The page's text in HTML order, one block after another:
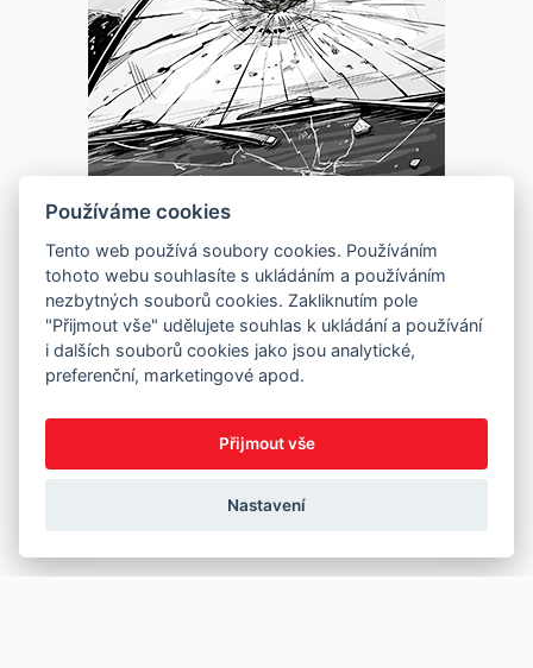
Používáme cookies
Tento web používá soubory cookies. Používáním
tohoto webu souhlasíte s ukládáním a používáním
nezbytných souborů cookies. Zakliknutím pole
"Přijmout vše" udělujete souhlas k ukládání a používání
i dalších souborů cookies jako jsou analytické,
preferenční, marketingové apod.
Přijmout vše
Nastavení